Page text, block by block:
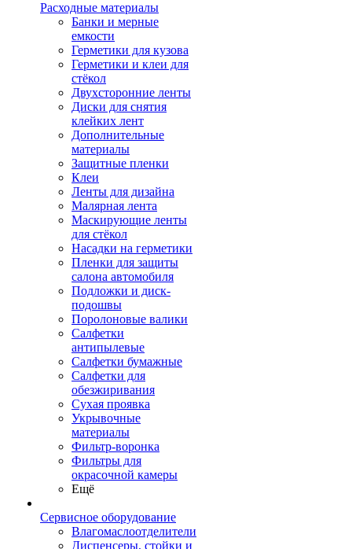
Расходные материалы
Банки и мерные
емкости
Герметики для кузова
Герметики и клеи для
стёкол
Двухсторонние ленты
Диски для снятия
клейких лент
Дополнительные
материалы
Защитные пленки
Клеи
Ленты для дизайна
Малярная лента
Маскирующие ленты
для стёкол
Насадки на герметики
Пленки для защиты
салона автомобиля
Подложки и диск-
подошвы
Поролоновые валики
Салфетки
антипылевые
Салфетки бумажные
Салфетки для
обезжиривания
Сухая проявка
Укрывочные
материалы
Фильтр-воронка
Фильтры для
окрасочной камеры
Ещё
Сервисное оборудование
Влагомаслоотделители
Диспенсеры, стойки и